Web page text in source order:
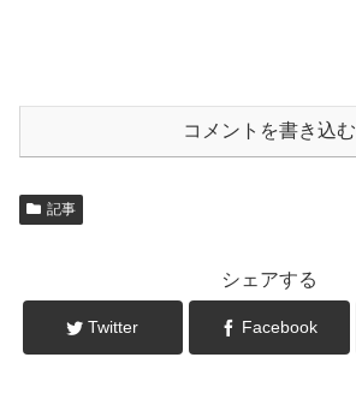
コメントを書き込む
記事
シェアする
Twitter Facebook